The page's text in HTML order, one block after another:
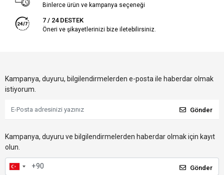
Binlerce ürün ve kampanya seçeneği
7 / 24 DESTEK
Öneri ve şikayetlerinizi bize iletebilirsiniz.
Kampanya, duyuru, bilgilendirmelerden e-posta ile haberdar olmak
istiyorum.
Gönder
Kampanya, duyuru ve bilgilendirmelerden haberdar olmak için kayıt
olun.
Gönder